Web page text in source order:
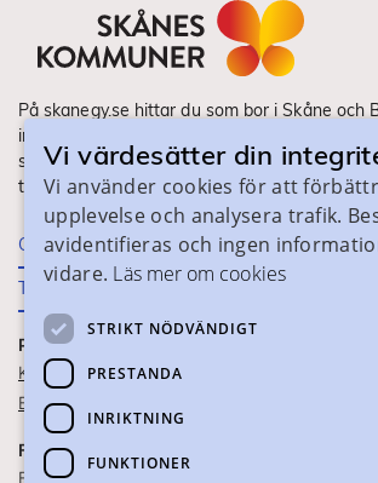
På skanegy.se hittar du som bor i Skåne och
information om ditt gymnasieval. Här ser du
som finns och hur ansökan och antagning
tillhandahålls av Skånes Kommuner.
Om webbplatsen
Tillgänglighet
PRAKTISK INFORMATION
Kontaktuppgifter
Blanketter
FÖR SKOLPERSONAL
För SYV
Vi värdesätter din
Vi använder cookies för att
upplevelse och analysera trafik.
avidentifieras och ingen
vidare. Läs mer om cookies
STRIKT NÖDVÄNDIGT
PRESTANDA
INRIKTNING
FUNKTIONER